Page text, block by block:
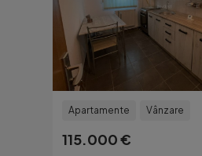
Apartamente Vânzare
115.000 €